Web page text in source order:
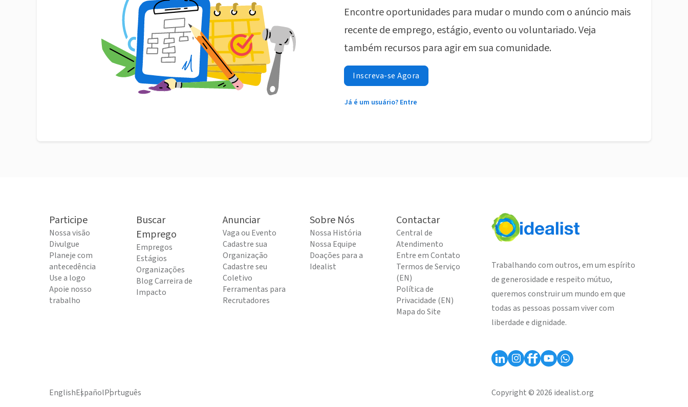
Encontre oportunidades para mudar o mundo com o anúncio mais
recente de emprego, estágio, evento ou voluntariado. Veja
também recursos para agir em sua comunidade.
Inscreva-se Agora
Já é um usuário? Entre
Participe
Nossa visão
Divulgue
Planeje com
antecedência
Use a logo
Apoie nosso
trabalho
Buscar
Emprego
Empregos
Estágios
Organizações
Blog Carreira de
Impacto
Anunciar
Vaga ou Evento
Cadastre sua
Organização
Cadastre seu
Coletivo
Ferramentas para
Recrutadores
Sobre Nós
Nossa História
Nossa Equipe
Doações para a
Idealist
Contactar
Central de
Atendimento
Entre em Contato
Termos de Serviço
(EN)
Política de
Privacidade (EN)
Mapa do Site
Trabalhando com outros, em um espírito
de generosidade e respeito mútuo,
queremos construir um mundo em que
todas as pessoas possam viver com
liberdade e dignidade.
EnglishEspañolPortuguês Copyright © 2026 idealist.org